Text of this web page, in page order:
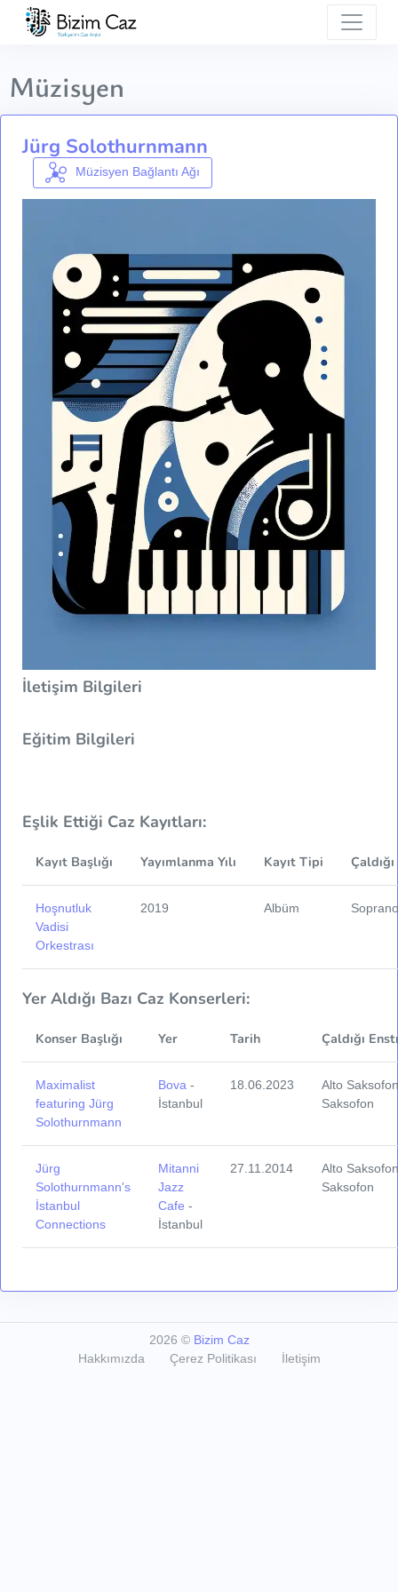
Müzisyen
Jürg Solothurnmann
Müzisyen Bağlantı Ağı
İletişim Bilgileri
Eğitim Bilgileri
Eşlik Ettiği Caz Kayıtları:
Kayıt Başlığı Yayımlanma Yılı Kayıt Tipi
Hoşnutluk
Vadisi
Orkestrası
2019 Albüm
Yer Aldığı Bazı Caz Konserleri:
Konser Başlığı Yer Tarih Çaldığı
Maximalist
featuring Jürg
Solothurnmann
Bova -
İstanbul
18.06.2023
Alto
Saksofon
Jürg
Solothurnmann's
İstanbul
Connections
Mitanni
Jazz
Cafe -
İstanbul
27.11.2014
Alto
Saksofon
2026 © Bizim Caz
Hakkımızda
Çerez Politikası İletişim